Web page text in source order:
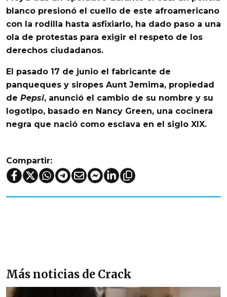
blanco presionó el cuello de este afroamericano
con la rodilla hasta asfixiarlo, ha dado paso a una
ola de protestas para exigir el respeto de los
derechos ciudadanos.
El pasado 17 de junio el fabricante de
panqueques y siropes Aunt Jemima, propiedad
de Pepsi, anunció el cambio de su nombre y su
logotipo, basado en Nancy Green, una cocinera
negra que nació como esclava en el siglo XIX.
Compartir:
Más noticias de Crack